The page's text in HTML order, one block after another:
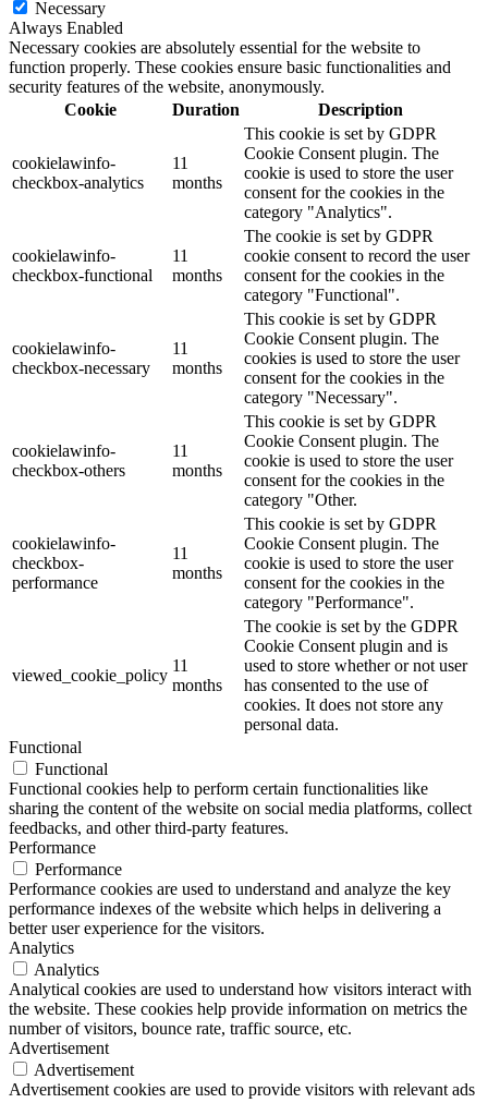
Necessary
Always Enabled
Necessary cookies are absolutely essential for the website to
function properly. These cookies ensure basic functionalities and
security features of the website, anonymously.
Cookie
Duration Description
cookielawinfo-
checkbox-analytics
11
months
This cookie is set by GDPR
Cookie Consent plugin. The
cookie is used to store the user
consent for the cookies in the
category "Analytics".
cookielawinfo-
checkbox-functional
11
months
The cookie is set by GDPR
cookie consent to record the user
consent for the cookies in the
category "Functional".
cookielawinfo-
checkbox-necessary
11
months
This cookie is set by GDPR
Cookie Consent plugin. The
cookies is used to store the user
consent for the cookies in the
category "Necessary".
cookielawinfo-
checkbox-others
11
months
This cookie is set by GDPR
Cookie Consent plugin. The
cookie is used to store the user
consent for the cookies in the
category "Other.
cookielawinfo-
checkbox-
performance
11
months
This cookie is set by GDPR
Cookie Consent plugin. The
cookie is used to store the user
consent for the cookies in the
category "Performance".
viewed_cookie_policy
11
months
The cookie is set by the GDPR
Cookie Consent plugin and is
used to store whether or not user
has consented to the use of
cookies. It does not store any
personal data.
Functional
Functional
Functional cookies help to perform certain functionalities like
sharing the content of the website on social media platforms, collect
feedbacks, and other third-party features.
Performance
Performance
Performance cookies are used to understand and analyze the key
performance indexes of the website which helps in delivering a
better user experience for the visitors.
Analytics
Analytics
Analytical cookies are used to understand how visitors interact with
the website. These cookies help provide information on metrics the
number of visitors, bounce rate, traffic source, etc.
Advertisement
Advertisement
Advertisement cookies are used to provide visitors with relevant ads